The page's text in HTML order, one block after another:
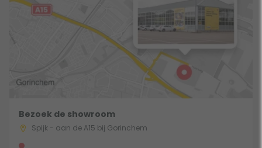
Bezoek de showroom
Spijk - aan de A15 bij Gorinchem